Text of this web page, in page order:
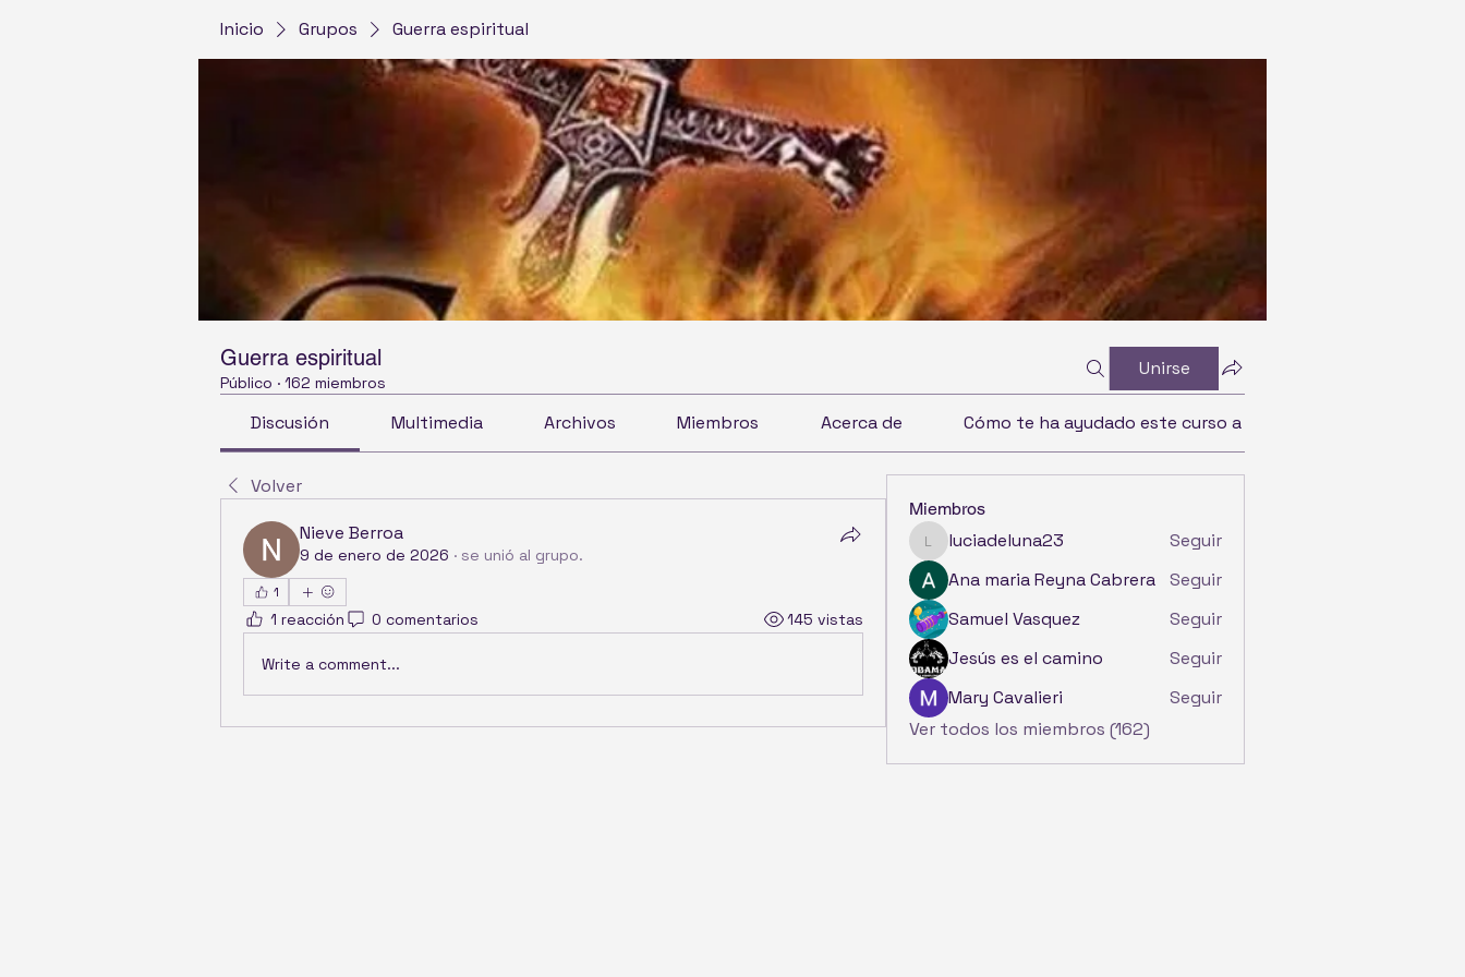
Inicio Grupos Guerra espiritual
Guerra espiritual
Público · 162 miembros
Unirse
Discusión Multimedia Archivos Miembros Acerca de Cómo te ha ayudado este curso a crecer espiritualmente y
Volver
Nieve Berroa
9 de enero de 2026 · se unió al grupo.
1
1 reacción 0 comentarios 145 vistas
Write a comment...
Miembros
luciadeluna23
luciadeluna23
Seguir
Ana maria Reyna Cabrera
Seguir
Samuel Vasquez
Seguir
Jesús es el camino
Seguir
Mary Cavalieri
Seguir
Ver todos los miembros (162)